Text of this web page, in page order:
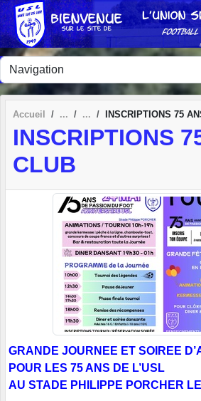
Accueil INSCRIPTIONS 75
INSCRIPTIONS
CLUB
GRANDE JOURNEE ET SOIREE
POUR LES 75 ANS DE L’USL
AU STADE PHILIPPE PORCHER
Panneau de gestion des cookies